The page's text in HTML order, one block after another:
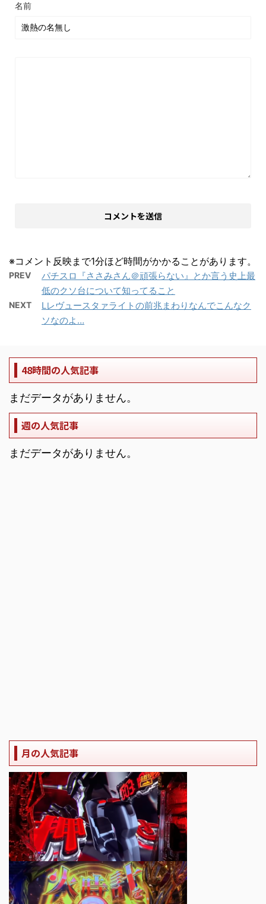
名前
※コメント反映まで1分ほど時間がかかることがあります。
PREV
パチスロ『ささみさん＠頑張らない』とか言う史上最
低のクソ台について知ってること
NEXT
Lレヴュースタァライトの前兆まわりなんでこんなク
ソなのよ…
48時間の人気記事
まだデータがありません。
週の人気記事
まだデータがありません。
月の人気記事